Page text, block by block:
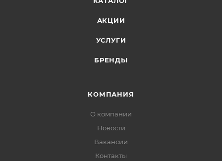
АКЦИИ
УСЛУГИ
БРЕНДЫ
КОМПАНИЯ
О компании
Новости
Вакансии
Контакты